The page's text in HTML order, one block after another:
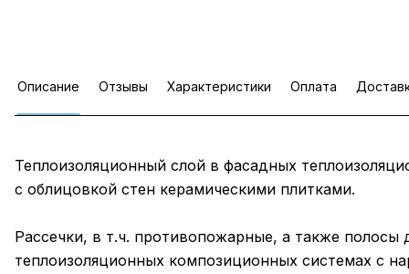
Описание Отзывы Характеристики Оплата
Теплоизоляционный слой в фасадных
с облицовкой стен керамическими плитками.
Рассечки, в т.ч. противопожарные, а также
теплоизоляционных композиционных системах с